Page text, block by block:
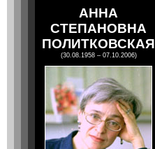
АННА
СТЕПАНОВНА
ПОЛИТКОВСКАЯ
(30.08.1958 – 07.10.2006)